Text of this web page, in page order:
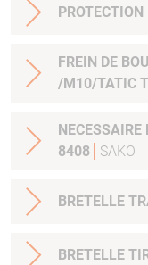
FREIN DE
/M10/TATIC
8408
SAKO
BRETELLE
BRETELLE